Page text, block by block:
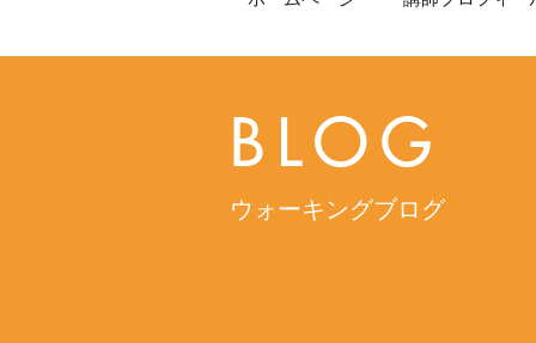
BLOG
ウォーキングブログ